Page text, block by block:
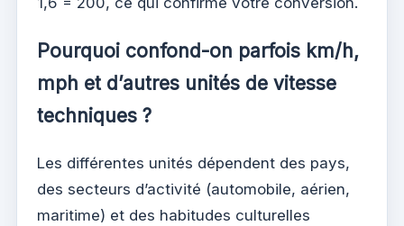
Pourquoi confond-on parfois km/h,
mph et d’autres unités de vitesse
techniques ?
Les différentes unités dépendent des pays,
des secteurs d’activité (automobile, aérien,
maritime) et des habitudes culturelles